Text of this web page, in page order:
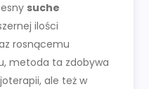
suche
ilości
rosnącemu
metoda ta zdobywa
ale też w